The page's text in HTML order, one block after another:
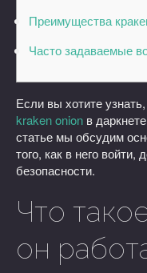
Преимущества
Часто задаваемые
Если вы хотите
kraken onion в
статье мы обсудим
того, как в него войти,
безопасности.
Что
он